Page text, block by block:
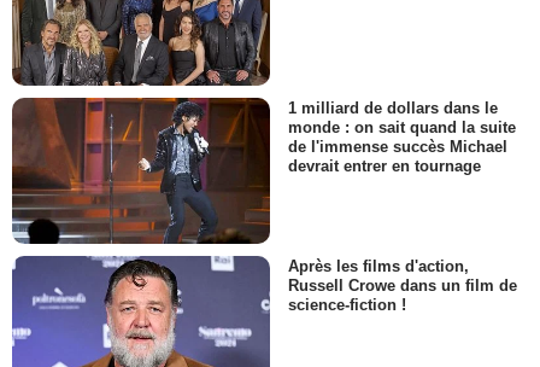
1 milliard de dollars dans le
monde : on sait quand la suite
de l'immense succès Michael
devrait entrer en tournage
Après les films d'action,
Russell Crowe dans un film de
science-fiction !